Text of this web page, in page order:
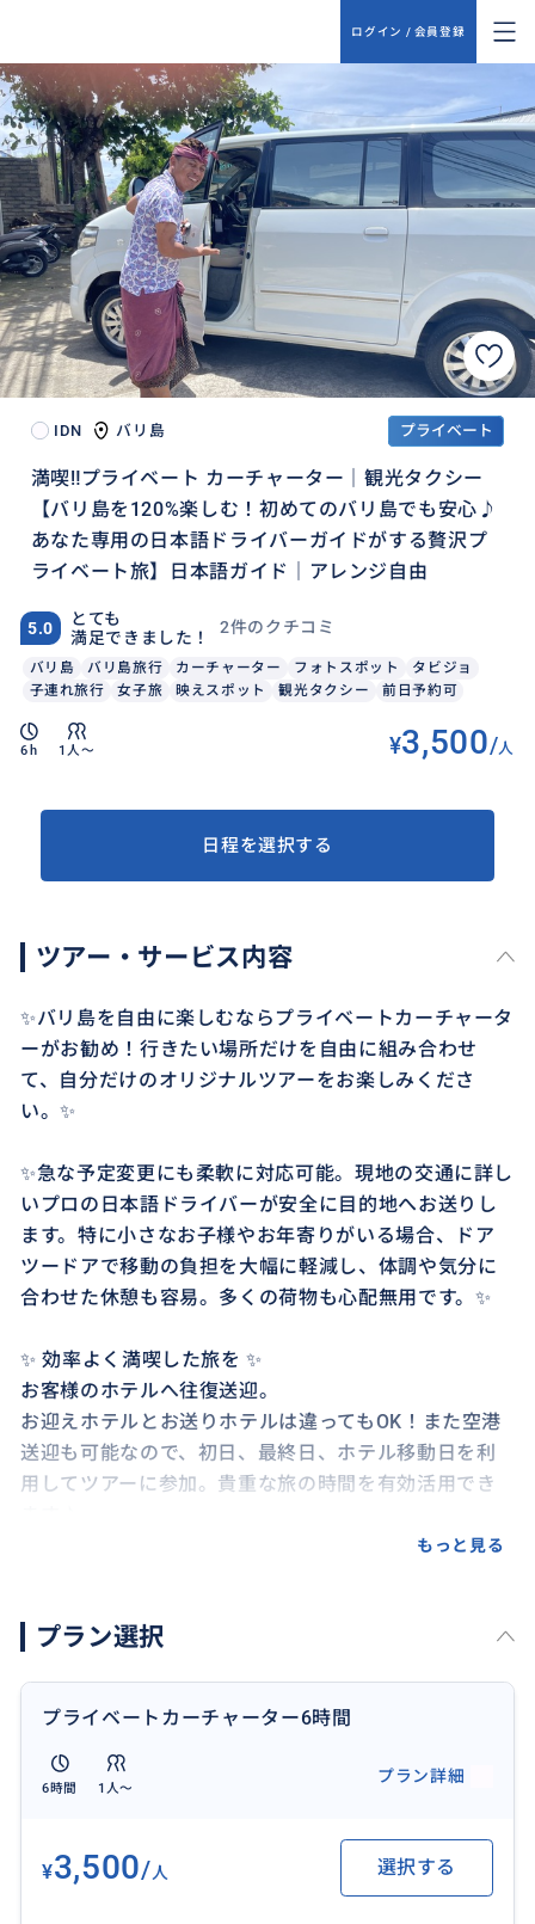
ログイン / 会員登録
IDN バリ島 プライベート
満喫‼️プライベート カーチャーター｜観光タクシー
【バリ島を120%楽しむ！初めてのバリ島でも安心♪
あなた専用の日本語ドライバーガイドがする贅沢プ
ライベート旅】日本語ガイド｜アレンジ自由
5.0
とても
満足できました！
2件のクチコミ
バリ島 バリ島旅行 カーチャーター フォトスポット
タビジョ
子連れ旅行
女子旅 映えスポット 観光タクシー 前日予約可
6h 1人〜 ¥3,500/人
日程を選択する
ツアー・サービス内容
✨バリ島を自由に楽しむならプライベートカーチャータ
ーがお勧め！行きたい場所だけを自由に組み合わせ
て、自分だけのオリジナルツアーをお楽しみくださ
い。✨
✨急な予定変更にも柔軟に対応可能。現地の交通に詳し
いプロの日本語ドライバーが安全に目的地へお送りし
ます。特に小さなお子様やお年寄りがいる場合、ドア
ツードアで移動の負担を大幅に軽減し、体調や気分に
合わせた休憩も容易。多くの荷物も心配無用です。✨
✨ 効率よく満喫した旅を ✨
お客様のホテルへ往復送迎。
お迎えホテルとお送りホテルは違ってもOK！また空港
送迎も可能なので、初日、最終日、ホテル移動日を利
用してツアーに参加。貴重な旅の時間を有効活用でき
「半日だけ有効活用したい」
くくり」を完璧に演出します。特に帰国日には、空港
までの時間を最大限に有効活用できるのが最大の利点
です。
がままを、専属ドライバーが叶えます。
ショッピング： 最後のお土産探しに、気になっていた
もっと見る
プラン選択
プライベートカーチャーター6時間
6時間 1人〜
プラン詳細
¥3,500/人 選択する